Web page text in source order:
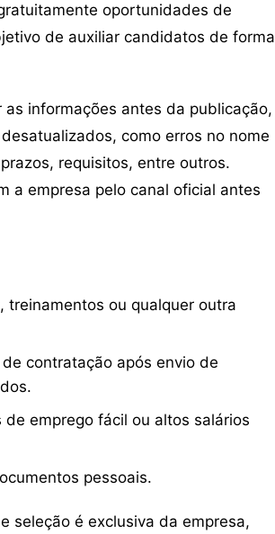
oportunidades de
de auxiliar candidatos de forma
informações antes da publicação,
como erros no nome
requisitos, entre outros.
a empresa pelo canal oficial antes
treinamentos ou qualquer outra
contratação após envio de
emprego fácil ou altos salários
pessoais.
seleção é exclusiva da empresa,